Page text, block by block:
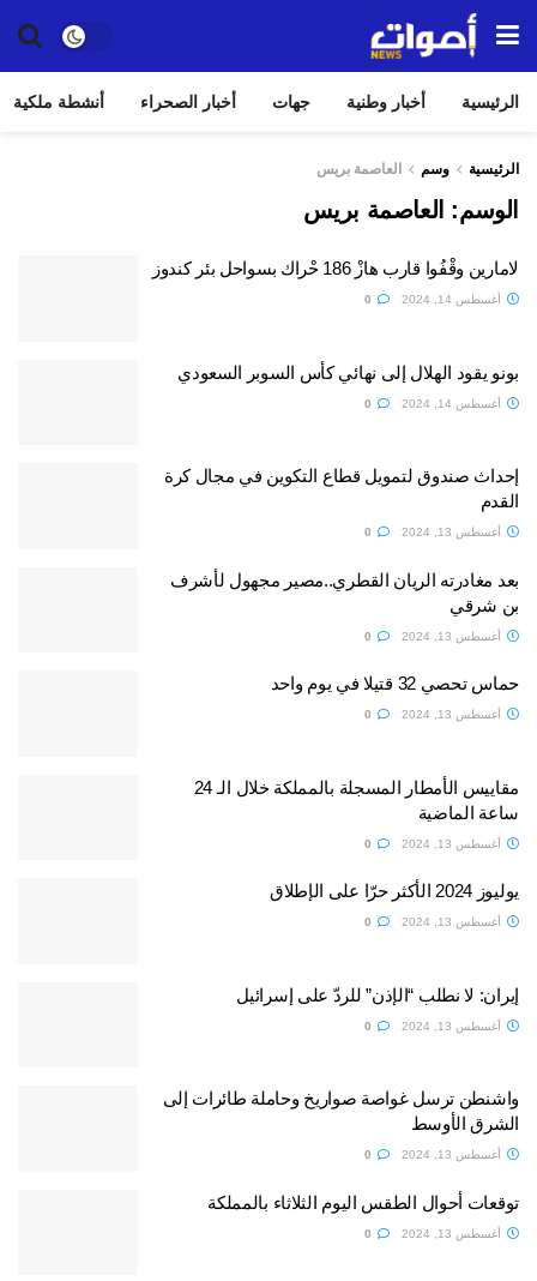
الرئيسية أخبار وطنية جهات أخبار الصحراء أنشطة ملكية
الرئيسية وسم العاصمة بريس
الوسم: العاصمة بريس
لامارين وقْفُوا قارب هازْ 186 حْراك بسواحل بئر كندوز
أغسطس 14, 2024
بونو يقود الهلال إلى نهائي كأس السوبر السعودي
أغسطس 14, 2024
إحداث صندوق لتمويل قطاع التكوين في مجال كرة
القدم
أغسطس 13, 2024
بعد مغادرته الريان القطري..مصير مجهول لأشرف
بن شرقي
أغسطس 13, 2024
حماس تحصي 32 قتيلا في يوم واحد
أغسطس 13, 2024
مقاييس الأمطار المسجلة بالمملكة خلال الـ 24
ساعة الماضية
أغسطس 13, 2024
يوليوز 2024 الأكثر حرّا على الإطلاق
أغسطس 13, 2024
إيران: لا نطلب “الإذن” للردّ على إسرائيل
أغسطس 13, 2024
واشنطن ترسل غواصة صواريخ وحاملة طائرات إلى
الشرق الأوسط
أغسطس 13, 2024
توقعات أحوال الطقس اليوم الثلاثاء بالمملكة
أغسطس 13, 2024